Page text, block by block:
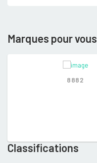
Marques pour vous
8882
Classifications